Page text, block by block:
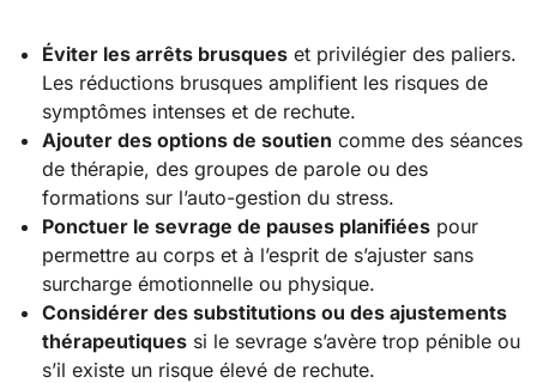
Éviter les arrêts brusques et privilégier des paliers.
Les réductions brusques amplifient les risques de
symptômes intenses et de rechute.
Ajouter des options de soutien comme des séances
de thérapie, des groupes de parole ou des
formations sur l’auto-gestion du stress.
Ponctuer le sevrage de pauses planifiées pour
permettre au corps et à l’esprit de s’ajuster sans
surcharge émotionnelle ou physique.
Considérer des substitutions ou des ajustements
thérapeutiques si le sevrage s’avère trop pénible ou
s’il existe un risque élevé de rechute.